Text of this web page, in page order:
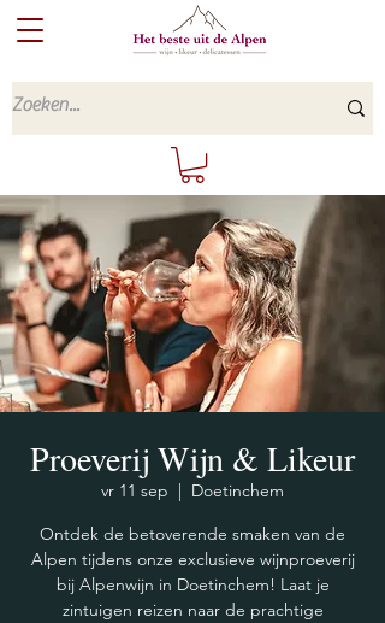
Proeverij Wijn & Likeur
vr 11 sep
  |
Doetinchem
Ontdek de betoverende smaken van de
Alpen tijdens onze exclusieve wijnproeverij
bij Alpenwijn in Doetinchem! Laat je
zintuigen reizen naar de prachtige